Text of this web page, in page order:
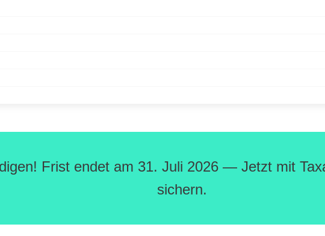
Frist endet am 31. Juli 2026 — Jetzt mit
sichern.